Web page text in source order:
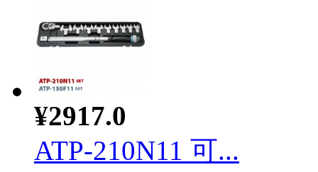
¥2917.0
ATP-210N11 可...